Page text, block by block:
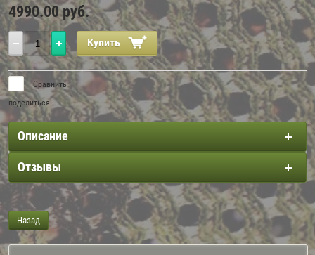
4990.00руб.
Купить
Сравнить
поделиться
Описание
Отзывы
Назад